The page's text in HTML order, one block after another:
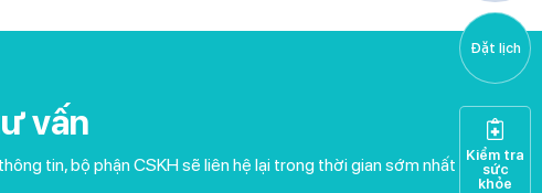
vấn
tin, bộ phận CSKH sẽ liên hệ lại trong thời gian sớm nhất
Đặt lịch
Kiểm tra
sức
khỏe